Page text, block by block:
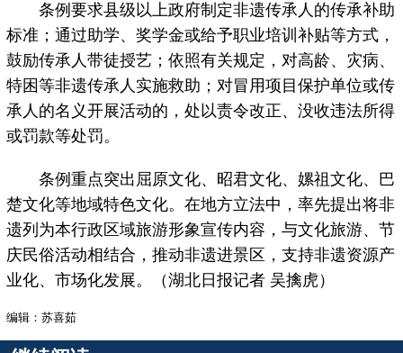
条例要求县级以上政府制定非遗传承人的传承补助
标准；通过助学、奖学金或给予职业培训补贴等方式，
鼓励传承人带徒授艺；依照有关规定，对高龄、灾病、
特困等非遗传承人实施救助；对冒用项目保护单位或传
承人的名义开展活动的，处以责令改正、没收违法所得
或罚款等处罚。
条例重点突出屈原文化、昭君文化、嫘祖文化、巴
楚文化等地域特色文化。在地方立法中，率先提出将非
遗列为本行政区域旅游形象宣传内容，与文化旅游、节
庆民俗活动相结合，推动非遗进景区，支持非遗资源产
业化、市场化发展。（湖北日报记者 吴擒虎）
编辑：苏喜茹